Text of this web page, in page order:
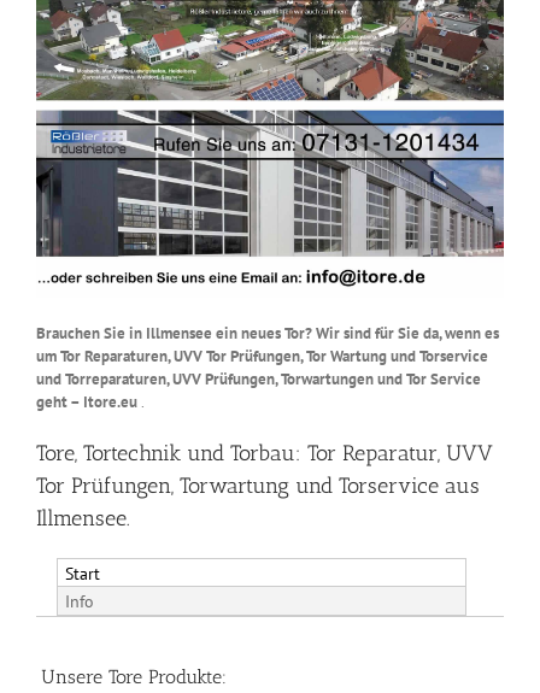
Brauchen Sie in Illmensee ein neues Tor? Wir sind für Sie da, wenn es
um Tor Reparaturen, UVV Tor Prüfungen, Tor Wartung und Torservice
und Torreparaturen, UVV Prüfungen, Torwartungen und Tor Service
geht – Itore.eu.
Tore, Tortechnik und Torbau: Tor Reparatur, UVV
Tor Prüfungen, Torwartung und Torservice aus
Illmensee.
Start
Info
Unsere Tore Produkte: